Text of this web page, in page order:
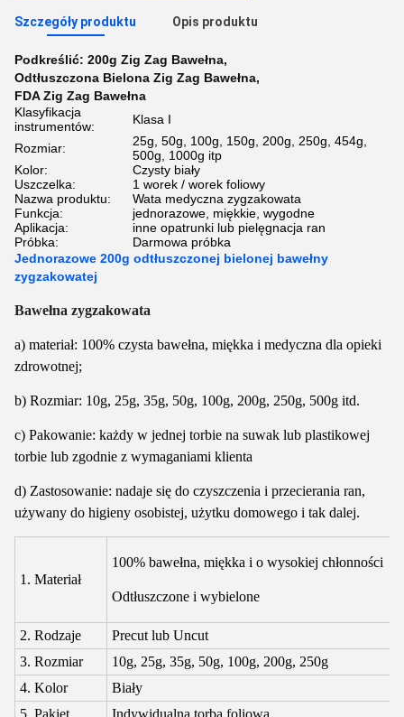
Szczegóły produktu Opis produktu
Podkreślić: 200g Zig Zag Bawełna,
Odtłuszczona Bielona Zig Zag Bawełna,
FDA Zig Zag Bawełna
Klasyfikacja
instrumentów:
Klasa I
Rozmiar:
25g, 50g, 100g, 150g, 200g, 250g, 454g,
500g, 1000g itp
Kolor:
Czysty biały
Uszczelka:
1 worek / worek foliowy
Nazwa produktu:
Wata medyczna zygzakowata
Funkcja:
jednorazowe, miękkie, wygodne
Aplikacja:
inne opatrunki lub pielęgnacja ran
Próbka:
Darmowa próbka
Jednorazowe 200g odtłuszczonej bielonej bawełny
zygzakowatej
Bawełna zygzakowata
a) materiał: 100% czysta bawełna, miękka i medyczna dla opieki
zdrowotnej;
b) Rozmiar: 10g, 25g, 35g, 50g, 100g, 200g, 250g, 500g itd.
c) Pakowanie: każdy w jednej torbie na suwak lub plastikowej
torbie lub zgodnie z wymaganiami klienta
d) Zastosowanie: nadaje się do czyszczenia i przecierania ran,
używany do higieny osobistej, użytku domowego i tak dalej.
1. Materiał
100% bawełna, miękka i o wysokiej chłonności
Odtłuszczone i wybielone
2. Rodzaje
Precut lub Uncut
3. Rozmiar
10g, 25g, 35g, 50g, 100g, 200g, 250g
4. Kolor
Biały
5. Pakiet
Indywidualna torba foliowa